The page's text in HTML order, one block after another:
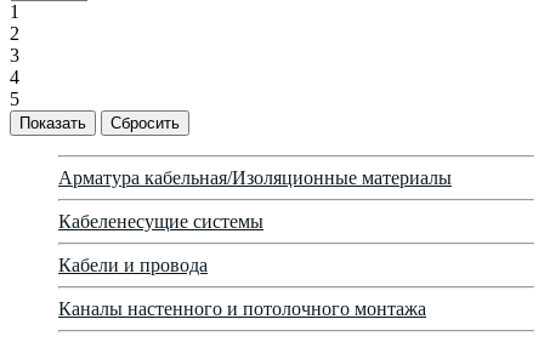
1
2
3
4
5
Арматура кабельная/Изоляционные материалы
Кабеленесущие системы
Кабели и провода
Каналы настенного и потолочного монтажа